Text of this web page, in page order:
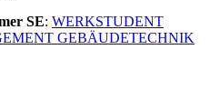
SE: WERKSTUDENT
GEBÄUDETECHNIK